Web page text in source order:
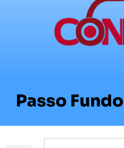
Passo Fundo